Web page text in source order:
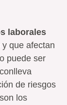
laborales
y que afectan
puede ser
de riesgos
los